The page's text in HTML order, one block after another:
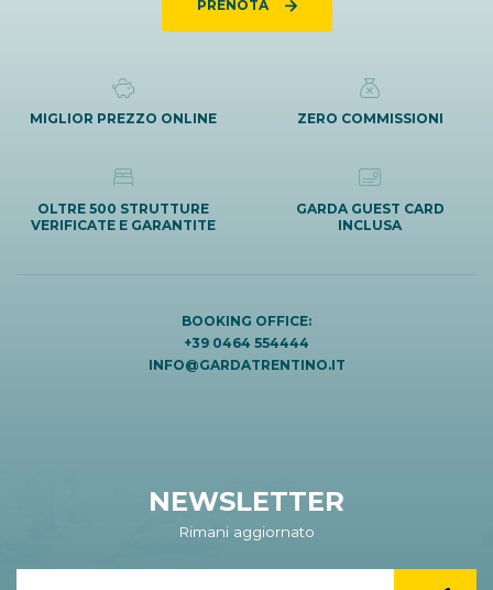
PRENOTA
MIGLIOR PREZZO ONLINE ZERO COMMISSIONI
OLTRE 500 STRUTTURE
VERIFICATE E GARANTITE
GARDA GUEST CARD
INCLUSA
BOOKING OFFICE:
+39 0464 554444
INFO@GARDATRENTINO.IT
NEWSLETTER
Rimani aggiornato